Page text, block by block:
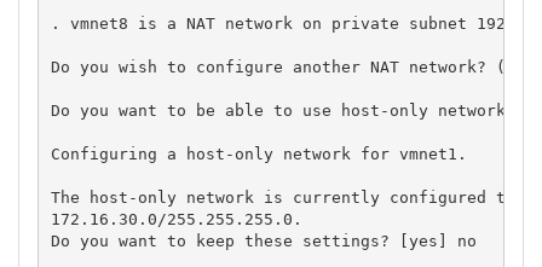
. vmnet8 is a NAT network on private subnet
Do you wish to configure another NAT network?
Do you want to be able to use host-only
Configuring a host-only network for vmnet1.
The host-only network is currently configured to
172.16.30.0/255.255.255.0.
Do you want to keep these settings? [yes] no